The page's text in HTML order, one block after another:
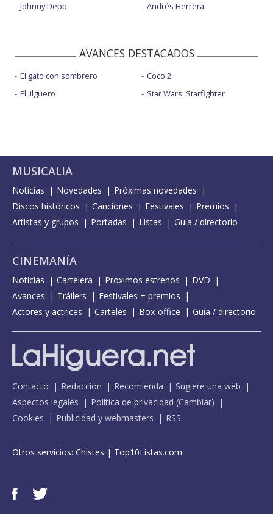
Johnny Depp
Andrés Herrera
AVANCES DESTACADOS
El gato con sombrero
El jilguero
Coco 2
Star Wars: Starfighter
MUSICALIA
Noticias Novedades
Próximas novedades
Discos históricos
Canciones Festivales
Premios
Artistas y grupos
Portadas Listas Guía / directorio
CINEMANÍA
Noticias Cartelera Próximos estrenos
DVD
Avances
Tráilers
Festivales + premios
Actores y actrices
Carteles Box-office Guía / directorio
Contacto Redacción Recomienda
Sugiere una web
Aspectos legales
Política de privacidad (Cambiar)
Cookies
Publicidad y webmasters RSS
Otros servicios: Chistes | Top10Listas.com